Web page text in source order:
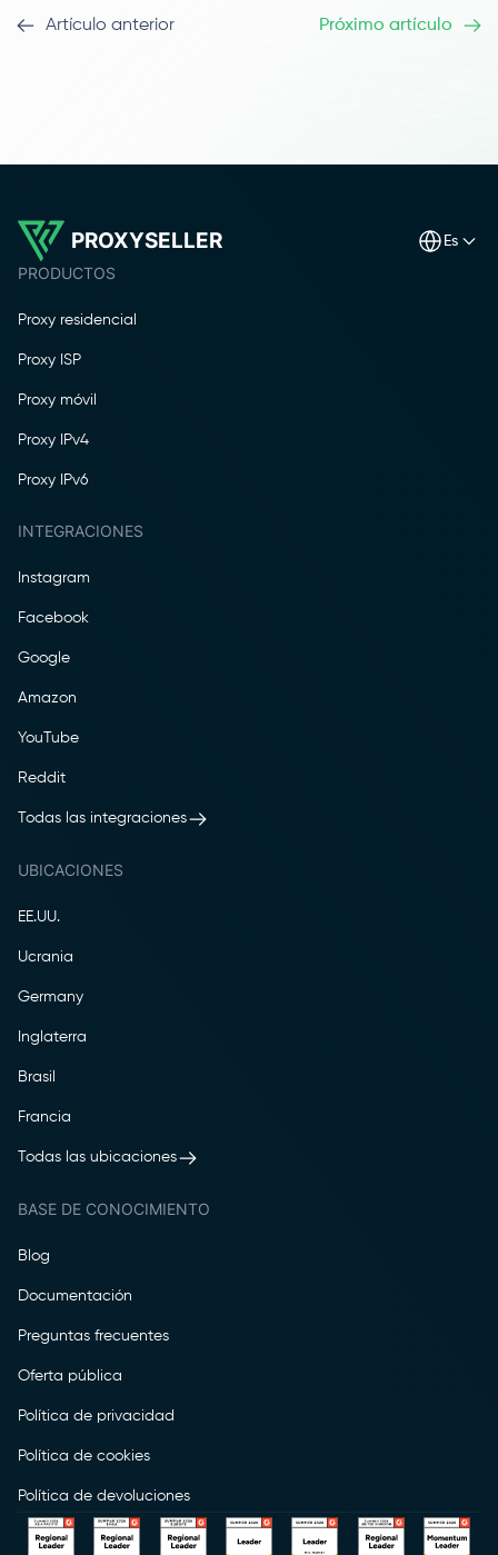
Artículo anterior Próximo artículo
PROXYSELLER es
PRODUCTOS
Proxy residencial
Proxy ISP
Proxy móvil
Proxy IPv4
Proxy IPv6
INTEGRACIONES
Instagram
Facebook
Google
Amazon
YouTube
Reddit
Todas las integraciones
UBICACIONES
EE.UU.
Ucrania
Germany
Inglaterra
Brasil
Francia
Todas las ubicaciones
BASE DE CONOCIMIENTO
Blog
Documentación
Preguntas frecuentes
Oferta pública
Política de privacidad
Política de cookies
Política de devoluciones